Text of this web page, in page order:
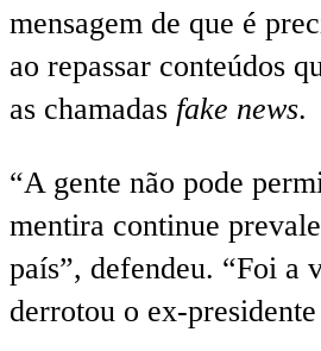
mensagem de que é
ao repassar conteúdos
as chamadas fake news.
“A gente não pode
mentira continue
país”, defendeu. “Foi a
derrotou o ex-